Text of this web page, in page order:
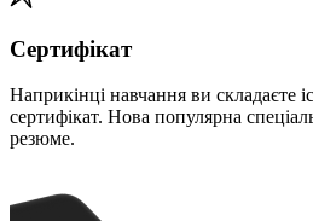
Сертифікат
Наприкінці навчання ви складаєте
сертифікат. Нова популярна
резюме.